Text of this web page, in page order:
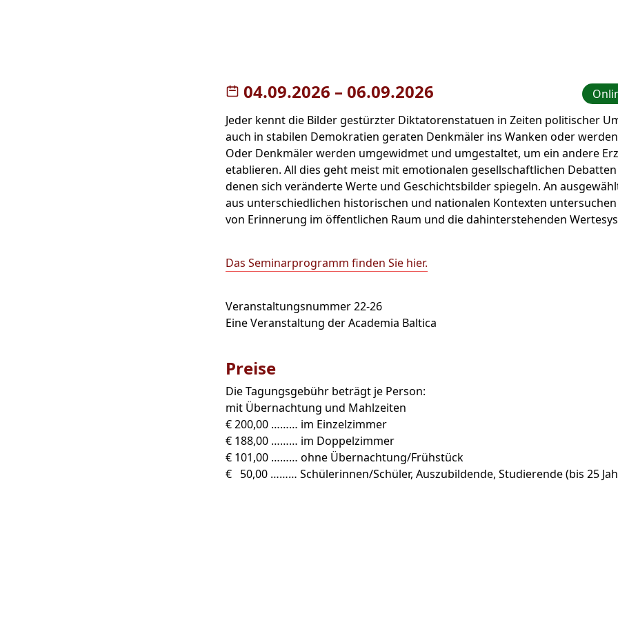
04.09.2026 – bis
06.09.2026
Jeder kennt die Bilder gestürzter Diktatorenstatuen in Zeiten politischer
auch in stabilen Demokratien geraten Denkmäler ins Wanken oder
Oder Denkmäler werden umgewidmet und umgestaltet, um ein andere
etablieren. All dies geht meist mit emotionalen gesellschaftlichen
denen sich veränderte Werte und Geschichtsbilder spiegeln. An
aus unterschiedlichen historischen und nationalen Kontexten
von Erinnerung im öffentlichen Raum und die dahinterstehenden
Das Seminarprogramm finden Sie hier.
Veranstaltungsnummer 22-26
Eine Veranstaltung der Academia Baltica
Preise
Die Tagungsgebühr beträgt je Person:
mit Übernachtung und Mahlzeiten
€ 200,00 ……… im Einzelzimmer
€ 188,00 ……… im Doppelzimmer
€ 101,00 ……… ohne Übernachtung/Frühstück
€ 50,00 ……… Schülerinnen/Schüler, Auszubildende, Studierende (bis 25